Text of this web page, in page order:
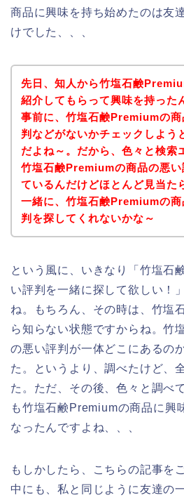
商品に興味を持ち始めたのは友
けでした、、、
先日、知人から竹塩石鹸
紹介してもらって興味を持った
事前に、竹塩石鹸Premiumの商
判などがないかチェックしよう
だよね～。だから、色々と検索
竹塩石鹸Premiumの商品の悪い
ているんだけどほとんど見当た
一緒に、竹塩石鹸Premiumの商
判を探してくれないかな～
という風に、いきなり「竹塩石
い評判を一緒に探して欲しい！
ね。もちろん、その時は、竹塩
ら知らない状態ですからね。竹
の悪い評判が一体どこにあるの
た。というより、調べたけど、
た。ただ、その後、色々と調べ
も竹塩石鹸Premiumの商品に興
なったんですよね、、、
もしかしたら、こちらの記事を
中にも、私と同じように友達の